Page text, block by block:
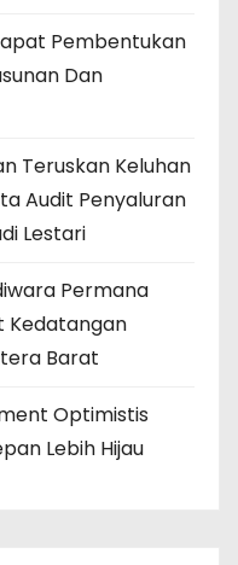
Pembentukan
Dan
Teruskan Keluhan
Audit Penyaluran
Lestari
Permana
Kedatangan
Barat
Optimistis
Lebih Hijau